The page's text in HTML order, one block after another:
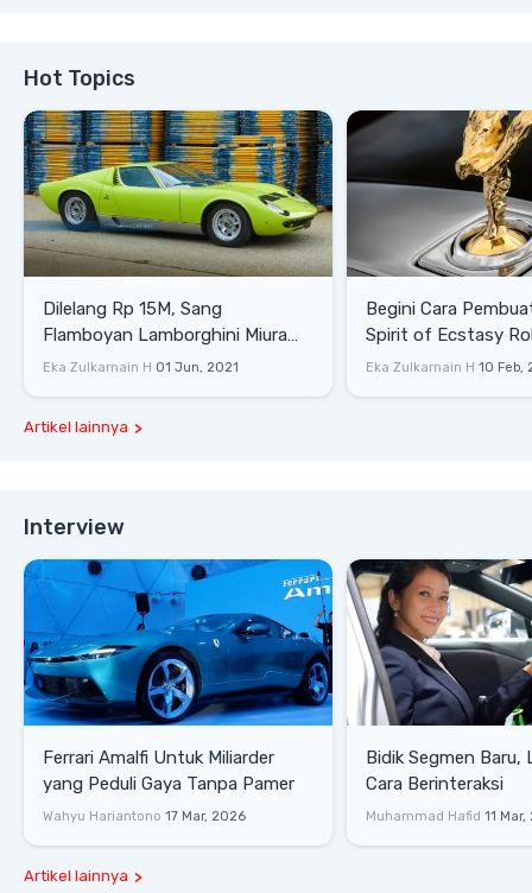
Hot Topics
Dilelang Rp 15M, Sang
Flamboyan Lamborghini Miura
P400 S
Eka Zulkarnain H 01 Jun, 2021
Begini Cara
Spirit of Ecstasy
Eka Zulkarnain H 10 Feb,
Artikel lainnya
Interview
Ferrari Amalfi Untuk Miliarder
yang Peduli Gaya Tanpa Pamer
Wahyu Hariantono 17 Mar, 2026
Bidik Segmen Baru,
Cara Berinteraksi
Muhammad Hafid 11
Artikel lainnya